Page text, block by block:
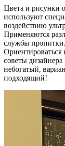
Цвета и рисунки
используют
воздействию
Применяются
службы
Ориентироваться
советы
небогатый,
подходящий!